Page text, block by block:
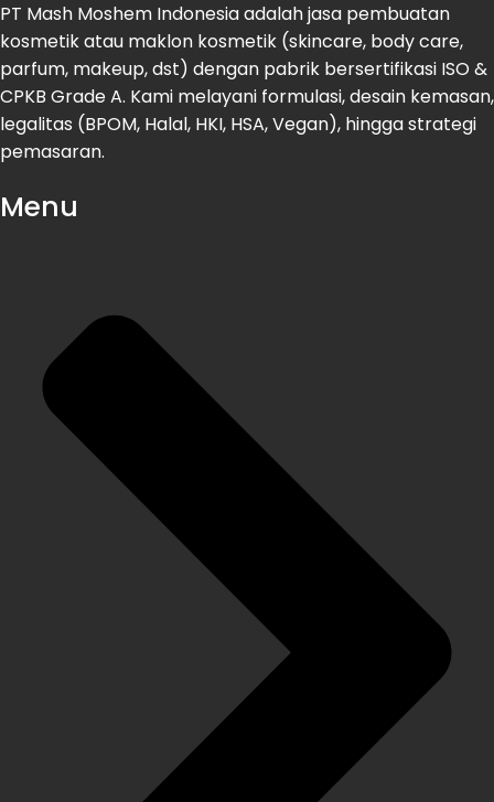
PT Mash Moshem Indonesia adalah jasa pembuatan
kosmetik atau maklon kosmetik (skincare, body care,
parfum, makeup, dst) dengan pabrik bersertifikasi ISO &
CPKB Grade A. Kami melayani formulasi, desain kemasan,
legalitas (BPOM, Halal, HKI, HSA, Vegan), hingga strategi
pemasaran.
Menu